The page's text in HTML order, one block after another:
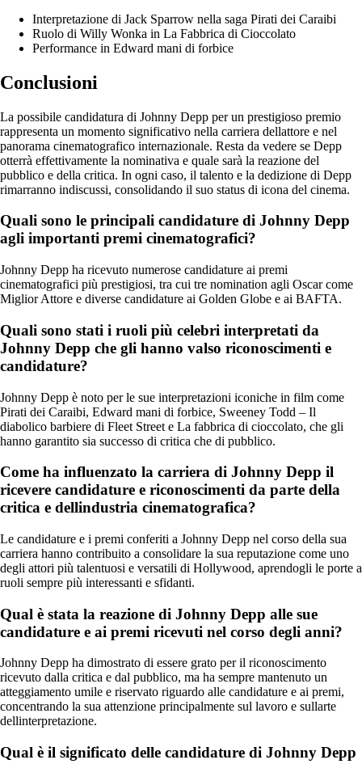
Interpretazione di Jack Sparrow nella saga Pirati dei Caraibi
Ruolo di Willy Wonka in La Fabbrica di Cioccolato
Performance in Edward mani di forbice
Conclusioni
La possibile candidatura di Johnny Depp per un prestigioso premio
rappresenta un momento significativo nella carriera dellattore e nel
panorama cinematografico internazionale. Resta da vedere se Depp
otterrà effettivamente la nominativa e quale sarà la reazione del
pubblico e della critica. In ogni caso, il talento e la dedizione di Depp
rimarranno indiscussi, consolidando il suo status di icona del cinema.
Quali sono le principali candidature di Johnny Depp
agli importanti premi cinematografici?
Johnny Depp ha ricevuto numerose candidature ai premi
cinematografici più prestigiosi, tra cui tre nomination agli Oscar come
Miglior Attore e diverse candidature ai Golden Globe e ai BAFTA.
Quali sono stati i ruoli più celebri interpretati da
Johnny Depp che gli hanno valso riconoscimenti e
candidature?
Johnny Depp è noto per le sue interpretazioni iconiche in film come
Pirati dei Caraibi, Edward mani di forbice, Sweeney Todd – Il
diabolico barbiere di Fleet Street e La fabbrica di cioccolato, che gli
hanno garantito sia successo di critica che di pubblico.
Come ha influenzato la carriera di Johnny Depp il
ricevere candidature e riconoscimenti da parte della
critica e dellindustria cinematografica?
Le candidature e i premi conferiti a Johnny Depp nel corso della sua
carriera hanno contribuito a consolidare la sua reputazione come uno
degli attori più talentuosi e versatili di Hollywood, aprendogli le porte a
ruoli sempre più interessanti e sfidanti.
Qual è stata la reazione di Johnny Depp alle sue
candidature e ai premi ricevuti nel corso degli anni?
Johnny Depp ha dimostrato di essere grato per il riconoscimento
ricevuto dalla critica e dal pubblico, ma ha sempre mantenuto un
atteggiamento umile e riservato riguardo alle candidature e ai premi,
concentrando la sua attenzione principalmente sul lavoro e sullarte
dellinterpretazione.
Qual è il significato delle candidature di Johnny Depp